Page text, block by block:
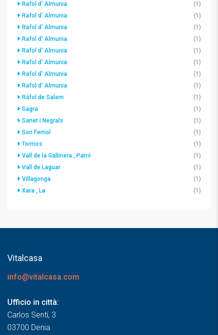
Rafol d' Almunia
(1)
Rafol d' Almunia
(1)
Rafol d' Almunia
(1)
Rafol d' Almunia
(1)
Rafol d' Almunia
(1)
Rafol d' Almunia
(1)
Rafol d' Almunia
(1)
Rafol d' Almunia
(1)
Ráfol de Salem
(1)
Sagra
(1)
Sanet i Negrals
(1)
Son Ferriol
(1)
Tormos
(1)
Vall de la Gallinera , Patró
(1)
Vall de Laguar
(1)
Villagonga
(1)
Xara , La
(1)
Vitalcasa
info@vitalcasa.com
Ufficio in città:
Carlos Sentí, 3
03700 Denia